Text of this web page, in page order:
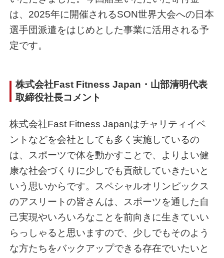
は、2025年に開催されるSON世界大会への日本
選手団派遣をはじめとした事業に活用される予
定です。
株式会社Fast Fitness Japan・山部清明代表
取締役社長コメント
株式会社Fast Fitness Japanはチャリティイベ
ントなどを会社としても多く実施しているの
は、スポーツで体を動かすことで、よりよい健
康な社会づくりに少しでも貢献していきたいと
いう思いからです。スペシャルオリンピックス
のアスリートの皆さんは、スポーツを通した自
己実現やいろいろなことを前向きに生きていい
らっしゃると思いますので、少しでもそのよう
な方たちをバックアップできる存在でいたいと